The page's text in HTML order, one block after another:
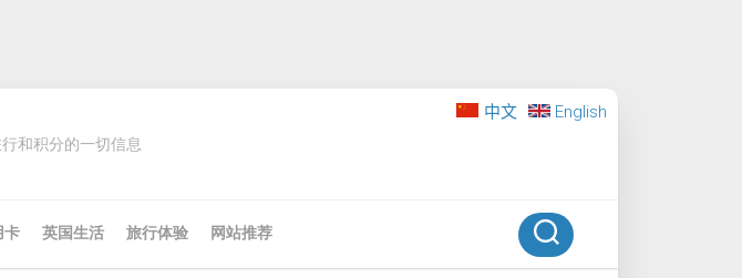
和积分的一切信息
卡 英国生活 旅行体验 网站推荐
中文 English